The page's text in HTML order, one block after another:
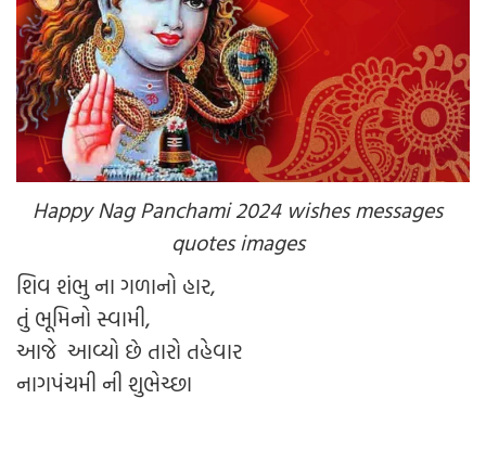
Happy Nag Panchami 2024 wishes messages
quotes images
શિવ શંભુ ના ગળાનો હાર,
તું ભૂમિનો સ્વામી,
આજે આવ્યો છે તારો તહેવાર
નાગપંચમી ની શુભેચ્છા